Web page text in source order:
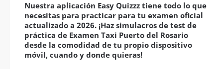
Nuestra aplicación Easy Quizzz tiene todo lo que
necesitas para practicar para tu examen oficial
actualizado a 2026. ¡Haz simulacros de test de
práctica de Examen Taxi Puerto del Rosario
desde la comodidad de tu propio dispositivo
móvil, cuando y donde quieras!